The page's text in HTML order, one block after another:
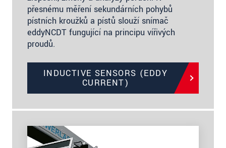
přesnému měření sekundárních pohybů
pístních kroužků a pístů slouží snímač
eddyNCDT fungující na principu vířivých
proudů.
INDUCTIVE SENSORS (EDDY
CURRENT)